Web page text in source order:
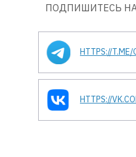
ПОДПИШИТЕСЬ НА
HTTPS://T.ME/
HTTPS://